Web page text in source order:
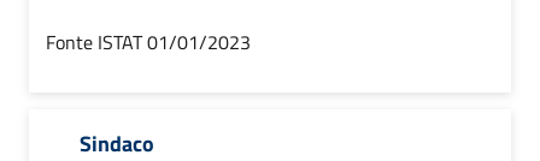
Fonte ISTAT 01/01/2023
Sindaco